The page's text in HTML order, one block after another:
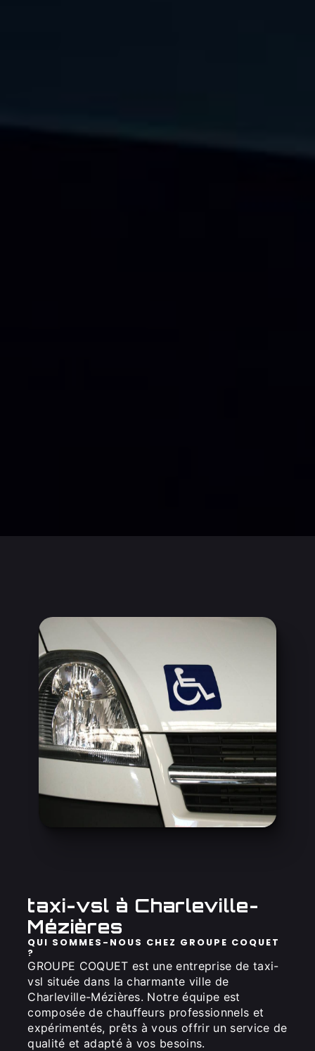
taxi-vsl à Charleville-
Mézières
QUI SOMMES-NOUS CHEZ GROUPE COQUET
?
GROUPE COQUET est une entreprise de taxi-
vsl située dans la charmante ville de
Charleville-Mézières. Notre équipe est
composée de chauffeurs professionnels et
expérimentés, prêts à vous offrir un service de
qualité et adapté à vos besoins.